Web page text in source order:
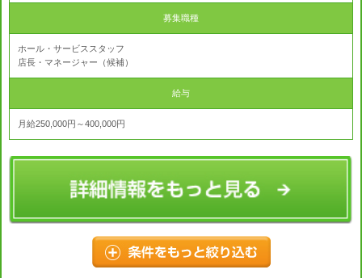
募集職種
ホール・サービススタッフ
店長・マネージャー（候補）
給与
月給250,000円～400,000円